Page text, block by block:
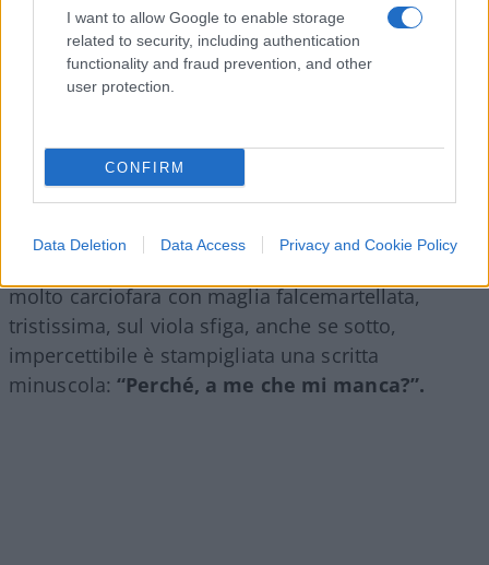
I want to allow Google to enable storage
related to security, including authentication
functionality and fraud prevention, and other
user protection.
CONFIRM
Data Deletion Data Access Privacy and Cookie Policy
Leggere sempreFederico Rampini
per capire
il livello di miseria umana dei giovani occidentali
viziati che le pensano (si fa per dire) tutte per
inventano un campeggio comunista che ricorda
molto i vecchi campi scuola in Cecoslovacchia
dove allevavano terroristi e spie, iniziativa
surreale, demenziale, patetica, ma non priva di un
molto carciofara con maglia falcemartellata,
tristissima, sul viola sfiga, anche se sotto,
impercettibile è stampigliata una scritta
minuscola: “Perché, a me che mi manca?”.